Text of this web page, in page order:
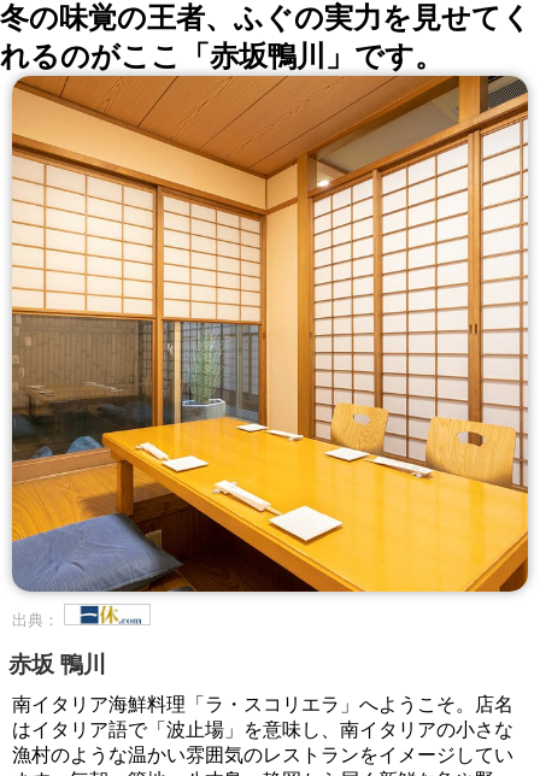
冬の味覚の王者、ふぐの実力を見せてく
れるのがここ「赤坂鴨川」です。
出典：
赤坂 鴨川
南イタリア海鮮料理「ラ・スコリエラ」へようこそ。店名
はイタリア語で「波止場」を意味し、南イタリアの小さな
漁村のような温かい雰囲気のレストランをイメージしてい